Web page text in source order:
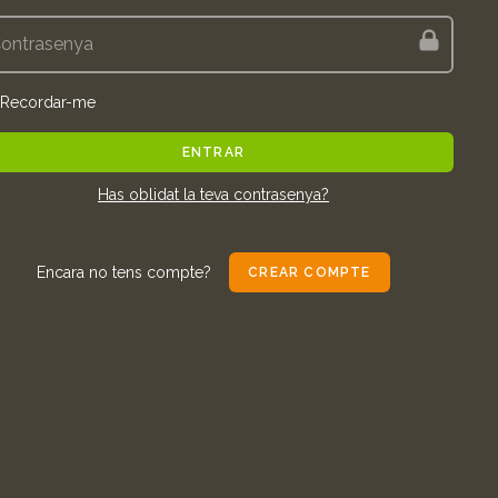
Recordar-me
ENTRAR
Has oblidat la teva contrasenya?
Encara no tens compte? CREAR COMPTE